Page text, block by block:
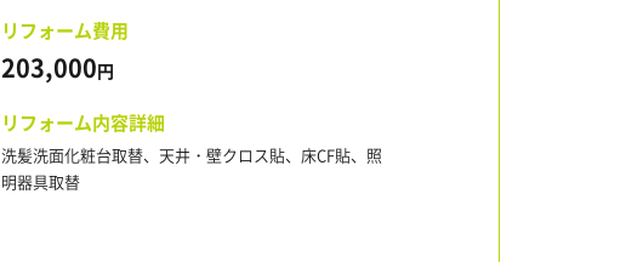
リフォーム費用
203,000円
リフォーム内容詳細
洗髪洗面化粧台取替、天井・壁クロス貼、床CF貼、照
明器具取替